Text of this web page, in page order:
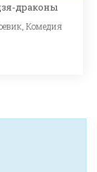
драконы
, Комедия